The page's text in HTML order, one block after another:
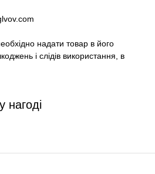
надати товар в його
і слідів використання, в
нагоді